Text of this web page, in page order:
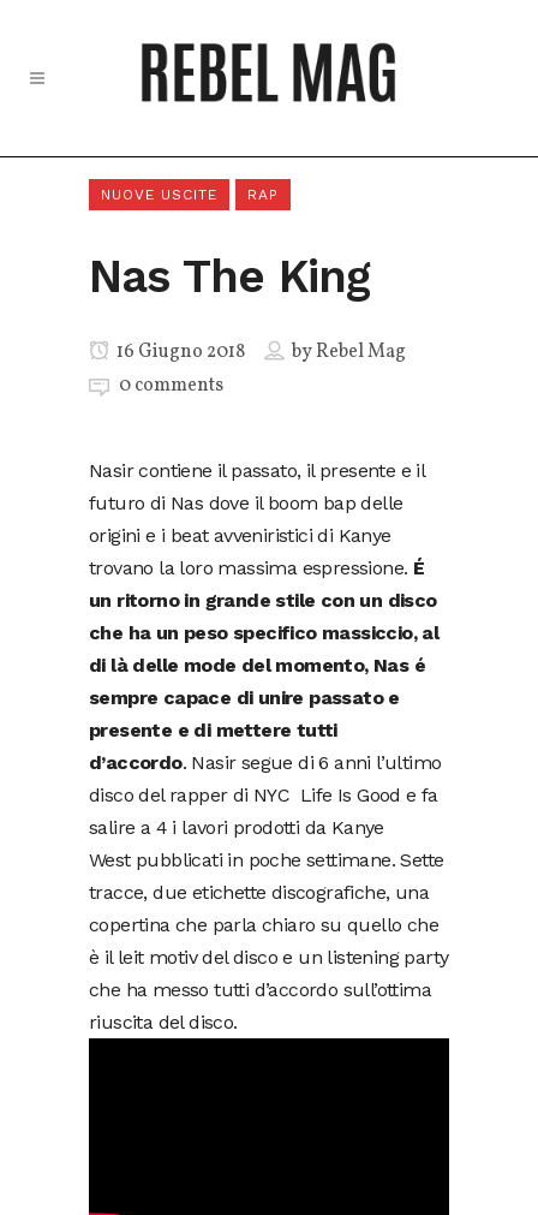
NUOVE USCITE RAP
Nas The King
16 Giugno 2018 byRebel Mag
0 comments
Nasir contiene il passato, il presente e il
futuro di Nas dove il boom bap delle
origini e i beat avveniristici di Kanye
trovano la loro massima espressione. É
un ritorno in grande stile con un disco
che ha un peso specifico massiccio, al
di là delle mode del momento, Nas é
sempre capace di unire passato e
presente e di mettere tutti
d’accordo. Nasir segue di 6 anni l’ultimo
disco del rapper di NYC Life Is Good e fa
salire a 4 i lavori prodotti da Kanye
West pubblicati in poche settimane. Sette
tracce, due etichette discografiche, una
copertina che parla chiaro su quello che
è il leit motiv del disco e un listening party
che ha messo tutti d’accordo sull’ottima
riuscita del disco.